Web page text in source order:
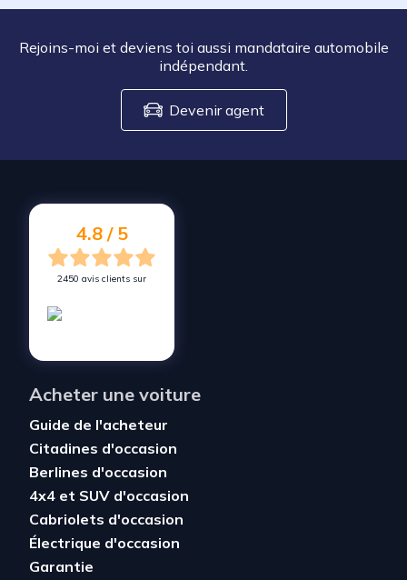
Rejoins-moi et deviens toi aussi mandataire automobile
indépendant.
Devenir agent
4.8 / 5
2450 avis clients sur
Acheter une voiture
Guide de l'acheteur
Citadines d'occasion
Berlines d'occasion
4x4 et SUV d'occasion
Cabriolets d'occasion
Électrique d'occasion
Garantie